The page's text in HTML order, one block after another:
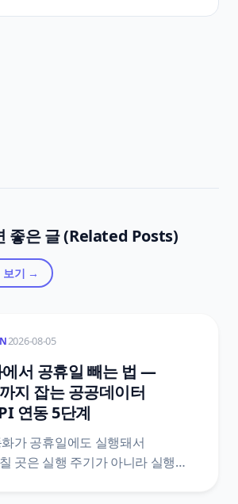
좋은 글 (Related Posts)
기 →
2026-08-05
서 공휴일 빼는 법 —
지 잡는 공공데이터
연동 5단계
가 공휴일에도 실행돼서
곳은 실행 주기가 아니라 실행